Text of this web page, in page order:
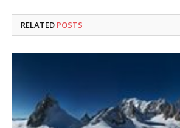
RELATED POSTS